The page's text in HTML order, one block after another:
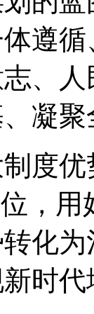
遵
、人
凝
优
， 用
化
时